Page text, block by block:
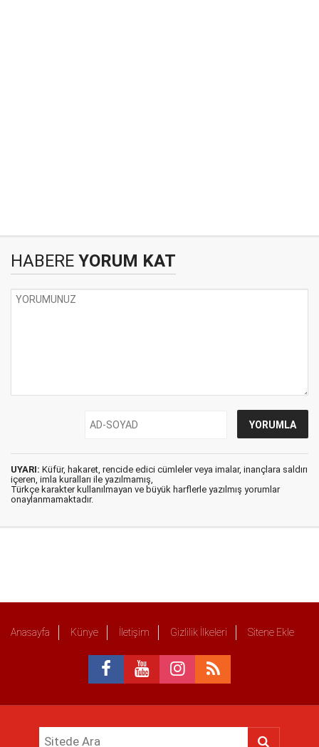
HABERE YORUM KAT
UYARI: Küfür, hakaret, rencide edici cümleler veya imalar, inançlara saldırı
içeren, imla kuralları ile yazılmamış,
Türkçe karakter kullanılmayan ve büyük harflerle yazılmış yorumlar
onaylanmamaktadır.
Anasayfa Künye İletişim Gizlilik İlkeleri Sitene Ekle